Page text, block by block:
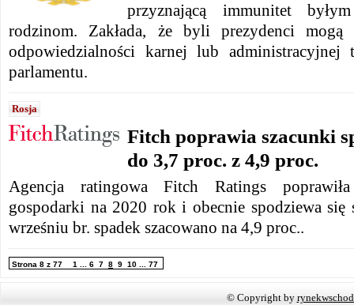
przyznającą immunitet
rodzinom. Zakłada, że ​​byli prezydenci mogą
odpowiedzialności karnej lub
parlamentu.
Rosja
Fitch poprawia szacunki
do 3,7 proc. z 4,9 proc.
Agencja ratingowa Fitch Ratings
gospodarki na 2020 rok i obecnie spodziewa się
wrześniu br. spadek szacowano na 4,9 proc..
Strona 8 z 77 1 ... 6 7 8 9 10 ... 77
© Copyright by